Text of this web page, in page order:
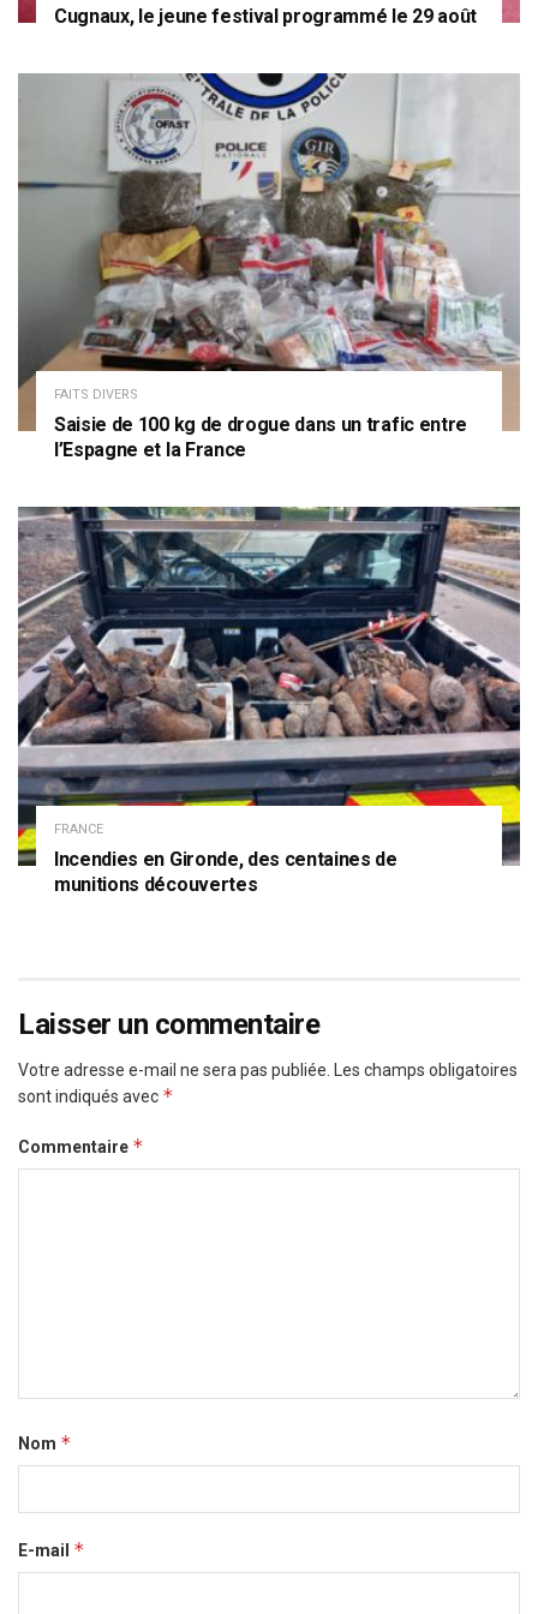
Cugnaux, le jeune festival programmé le 29 août
FAITS DIVERS
Saisie de 100 kg de drogue dans un trafic entre
l’Espagne et la France
FRANCE
Incendies en Gironde, des centaines de
munitions découvertes
Laisser un commentaire
Votre adresse e-mail ne sera pas publiée. Les champs obligatoires
sont indiqués avec *
Commentaire *
Nom *
E-mail *